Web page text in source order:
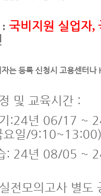
: 국비지원 실업자,
는 등록 신청시 고용센터
및 교육시간 :
:24년 06/17 ~
요일/9:10~13:00)
: 24년 08/05 ~
전모의고사 별도